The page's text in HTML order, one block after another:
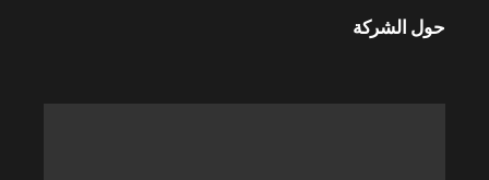
حول الشركة